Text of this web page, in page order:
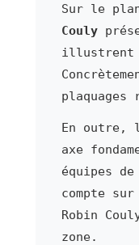
Sur le
Couly
illustrent
plaquages
En outre,
axe
équipes
compte sur
Robin
zone.